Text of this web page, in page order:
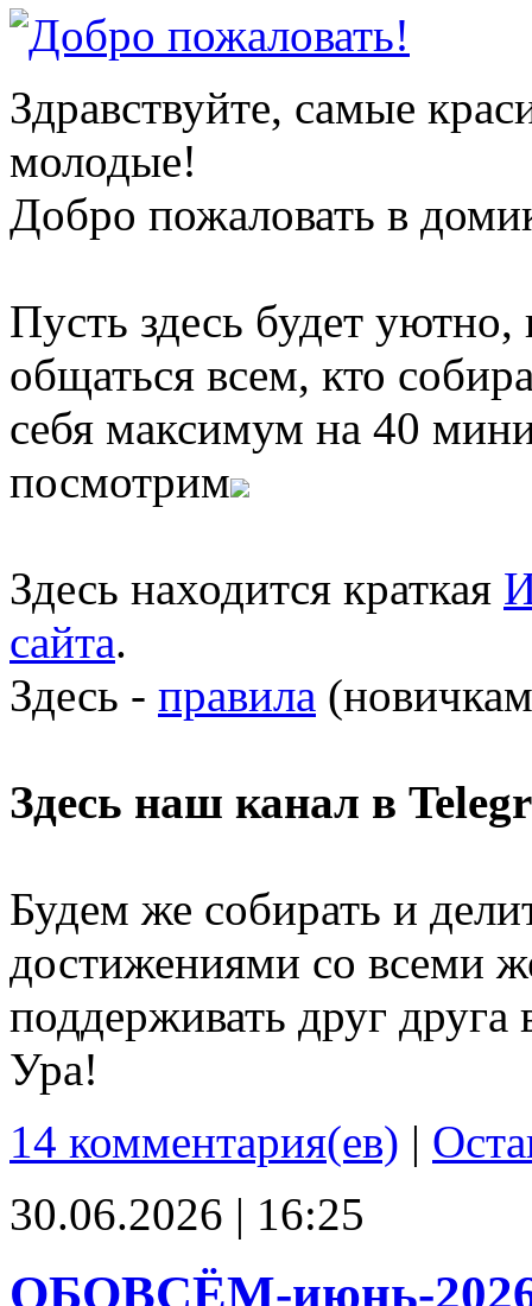
Здравствуйте, самые
молодые!
Добро пожаловать в
Пусть здесь будет
общаться всем, кто
себя максимум на 40
посмотрим
Здесь находится краткая
сайта.
Здесь - правила
Здесь наш канал в
Будем же собирать и
достижениями со всеми
поддерживать друг
Ура!
14 комментария(ев) |
30.06.2026 | 16:25
ОБОВСЁМ-июнь-